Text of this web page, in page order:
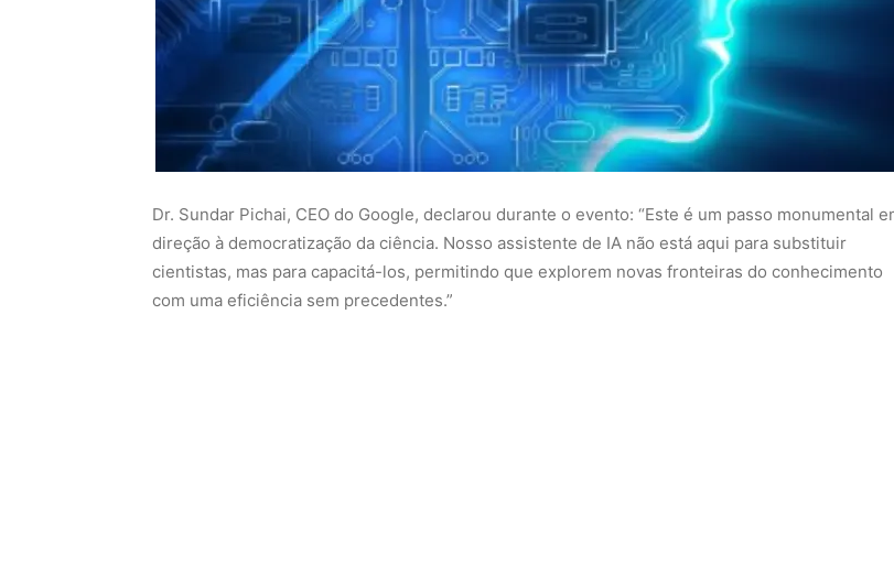
Dr. Sundar Pichai, CEO do Google, declarou durante o evento: “Este é um passo monumental em
direção à democratização da ciência. Nosso assistente de IA não está aqui para substituir
cientistas, mas para capacitá-los, permitindo que explorem novas fronteiras do conhecimento
com uma eficiência sem precedentes.”